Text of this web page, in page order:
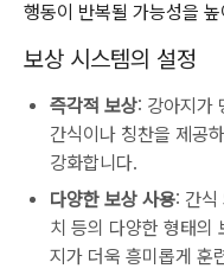
행동이 반복될 가능성을
보상 시스템의 설정
즉각적 보상: 강아지가
간식이나 칭찬을 제공
강화합니다.
다양한 보상 사용: 간식
치 등의 다양한 형태의
지가 더욱 흥미롭게 훈